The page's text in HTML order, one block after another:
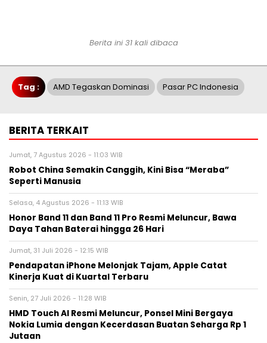
Berita ini 31 kali dibaca
Tag : AMD Tegaskan Dominasi Pasar PC Indonesia
BERITA TERKAIT
Jumat, 7 Agustus 2026 - 11:03 WIB
Robot China Semakin Canggih, Kini Bisa “Meraba”
Seperti Manusia
Selasa, 4 Agustus 2026 - 11:13 WIB
Honor Band 11 dan Band 11 Pro Resmi Meluncur, Bawa
Daya Tahan Baterai hingga 26 Hari
Jumat, 31 Juli 2026 - 12:15 WIB
Pendapatan iPhone Melonjak Tajam, Apple Catat
Kinerja Kuat di Kuartal Terbaru
Senin, 27 Juli 2026 - 11:28 WIB
HMD Touch AI Resmi Meluncur, Ponsel Mini Bergaya
Nokia Lumia dengan Kecerdasan Buatan Seharga Rp 1
Jutaan